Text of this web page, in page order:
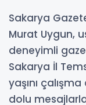
Sakarya
Murat Uygun,
deneyimli
Sakarya İl
yaşını
dolu